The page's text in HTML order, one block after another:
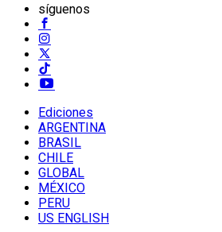
síguenos
Ediciones
ARGENTINA
BRASIL
CHILE
GLOBAL
MÉXICO
PERU
US ENGLISH